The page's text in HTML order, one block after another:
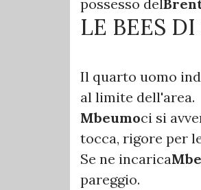
possesso del
LE BEES
Il quarto uomo
al limite dell'area.
Mbeumoci si
tocca, rigore per
Se ne incarica
pareggio.